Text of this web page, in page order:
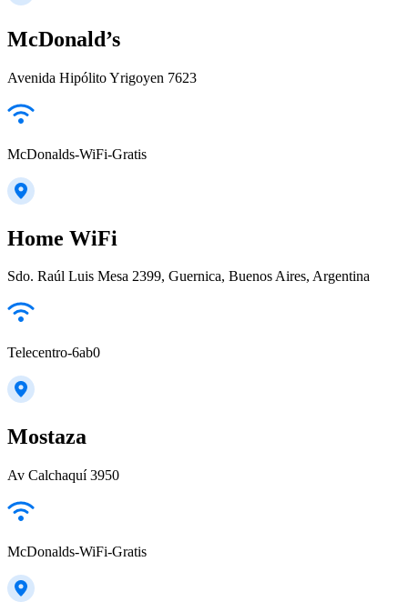
McDonald’s
Avenida Hipólito Yrigoyen 7623
McDonalds-WiFi-Gratis
Home WiFi
Sdo. Raúl Luis Mesa 2399, Guernica, Buenos Aires, Argentina
Telecentro-6ab0
Mostaza
Av Calchaquí 3950
McDonalds-WiFi-Gratis